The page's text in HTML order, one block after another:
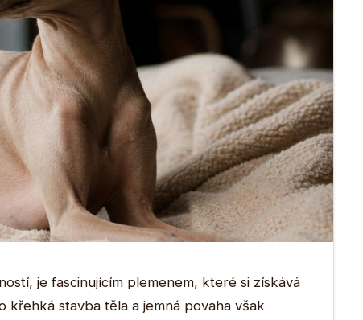
je fascinujícím plemenem, které si získává
stavba těla a jemná povaha však